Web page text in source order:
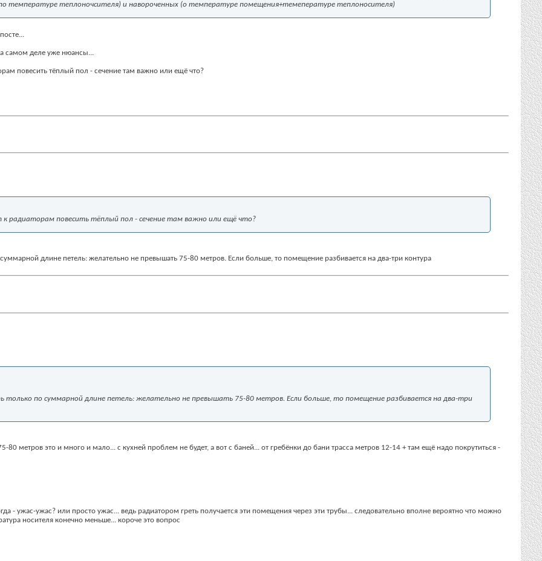
температуре теплоночсителя) и навороченных (о температуре помещения+темепературе теплоносителя)
самом деле уже нюансы...
повесить тёплый пол - сечение там важно или ещё что?
повесить тёплый пол - сечение там важно или ещё что?
длине петель: желательно не превышать 75-80 метров. Если больше, то помещение разбивается на два-три контура
только по суммарной длине петель: желательно не превышать 75-80 метров. Если больше, то помещение разбивается на два-три
метров это и много и мало... с кухней проблем не будет, а вот с баней... от гребёнки до бани трасса метров 12-14 + там ещё надо покрутиться -
- ужас-ужас? или просто ужас... ведь радиатором греть получается эти помещения через эти трубы... следовательно вполне вероятно что можно
носителя конечно меньше... короче это вопрос